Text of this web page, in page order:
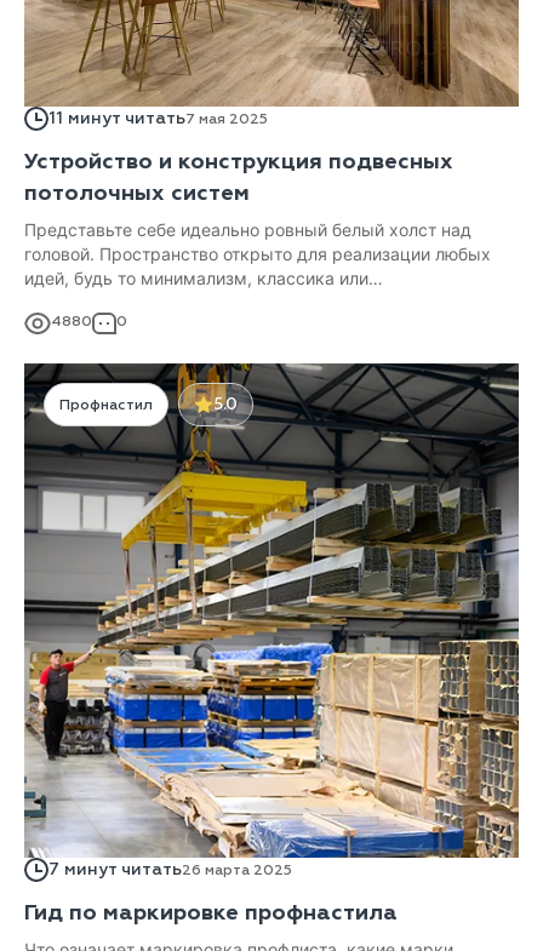
11 минут читать7 мая 2025
Устройство и конструкция подвесных
потолочных систем
Представьте себе идеально ровный белый холст над
головой. Пространство открыто для реализации любых
идей, будь то минимализм, классика или
обладают современные подвесные потолочные системы,
строителя!
4880 0
Профнастил 5.0
7 минут читать26 марта 2025
Гид по маркировке профнастила